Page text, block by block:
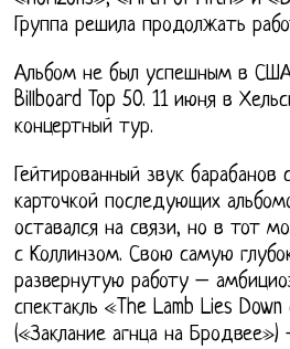
Группа решила продолжать
Альбом не был успешным в
Billboard Top 50. 11 июня в
концертный тур.
Гейтированный звук барабанов
карточкой последующих
оставался на связи, но в тот
с Коллинзом. Свою самую
развернутую работу –
спектакль «The Lamb Lies
(«Заклание агнца на Бродвее»)